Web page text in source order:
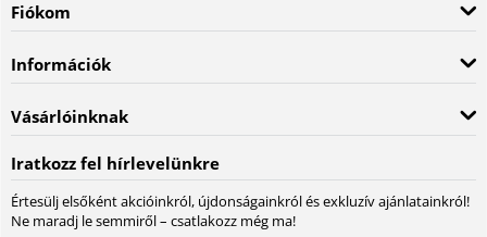
Fiókom
Információk
Vásárlóinknak
Iratkozz fel hírlevelünkre
Értesülj elsőként akcióinkról, újdonságainkról és exkluzív ajánlatainkról!
Ne maradj le semmiről – csatlakozz még ma!